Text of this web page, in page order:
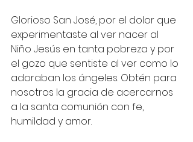
Glorioso San José, por el dolor que
experimentaste al ver nacer al
Niño Jesús en tanta pobreza y por
el gozo que sentiste al ver como lo
adoraban los ángeles. Obtén para
nosotros la gracia de acercarnos
a la santa comunión con fe,
humildad y amor.